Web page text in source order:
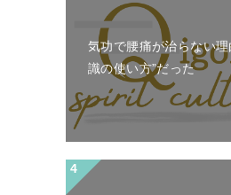
気功で腰痛が治らない
識の使い方”だった